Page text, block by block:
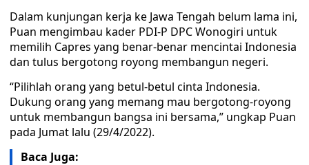
Dalam kunjungan kerja ke Jawa Tengah belum lama ini,
Puan mengimbau kader PDI-P DPC Wonogiri untuk
memilih Capres yang benar-benar mencintai Indonesia
dan tulus bergotong royong membangun negeri.
“Pilihlah orang yang betul-betul cinta Indonesia.
Dukung orang yang memang mau bergotong-royong
untuk membangun bangsa ini bersama,” ungkap Puan
pada Jumat lalu (29/4/2022).
Baca Juga: